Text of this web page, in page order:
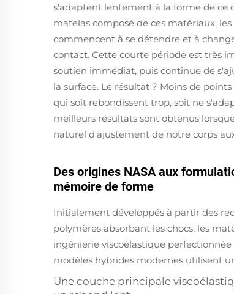
s'adaptent lentement à la forme de ce
matelas composé de ces matériaux,
commencent à se détendre et à
contact. Cette courte période est très
soutien immédiat, puis continue de
la surface. Le résultat ? Moins de
qui soit rebondissent trop, soit ne
meilleurs résultats sont obtenus
naturel d'ajustement de notre corps
Des origines NASA aux
mémoire de forme
Initialement développés à partir des
polymères absorbant les chocs, les
ingénierie viscoélastique
modèles hybrides modernes utilisent
Une couche principale